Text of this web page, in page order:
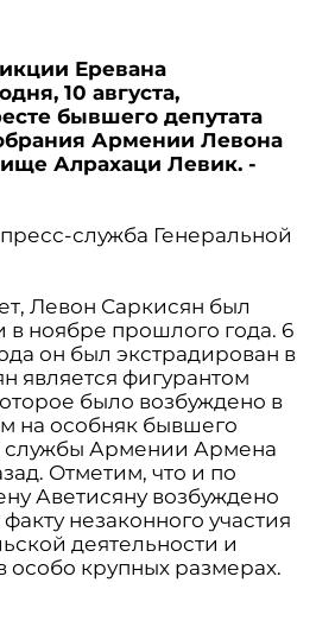
Еревана
10 августа,
бывшего депутата
Армении Левона
Алрахаци Левик. -
служба Генеральной
Левон Саркисян был
в ноябре прошлого года. 6
он был экстрадирован в
является фигурантом
было возбуждено в
на особняк бывшего
службы Армении Армена
Отметим, что и по
Аветисяну возбуждено
незаконного участия
деятельности и
особо крупных размерах.